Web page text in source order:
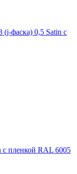
(j-фаска) 0,5 Satin с
с пленкой RAL 6005